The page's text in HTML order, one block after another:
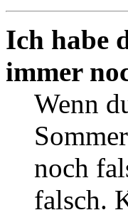
Ich habe
immer
Wenn
noch
falsch.